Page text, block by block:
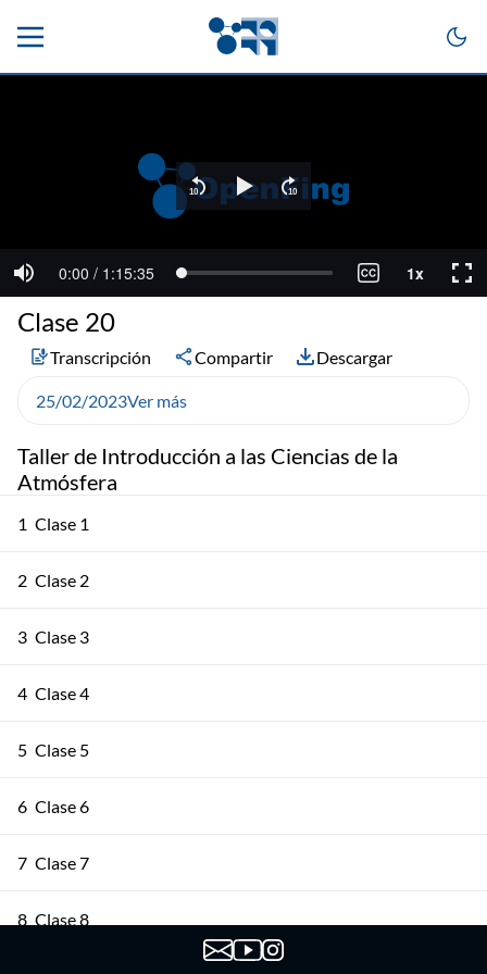
Taller de Introducción a las Ciencias de la
Atmósfera
1 Clase 1
2 Clase 2
3 Clase 3
4 Clase 4
5 Clase 5
6 Clase 6
7 Clase 7
8 Clase 8
Clase 20
Transcripción Compartir Descargar
25/02/2023Ver más